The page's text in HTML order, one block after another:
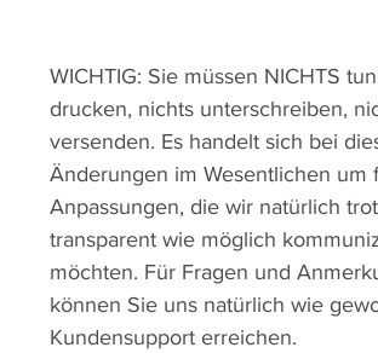
WICHTIG: Sie müssen NICHTS
drucken, nichts unterschreiben,
versenden. Es handelt sich bei
Änderungen im Wesentlichen um
Anpassungen, die wir natürlich
transparent wie möglich
möchten. Für Fragen und
können Sie uns natürlich wie
Kundensupport erreichen.